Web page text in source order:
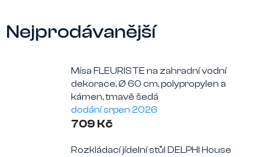
Nejprodávanější
Mísa FLEURISTE na zahradní vodní
dekorace, Ø 60 cm, polypropylen a
kámen, tmavě šedá
dodání srpen 2026
709 Kč
Rozkládací jídelní stůl DELPHI House